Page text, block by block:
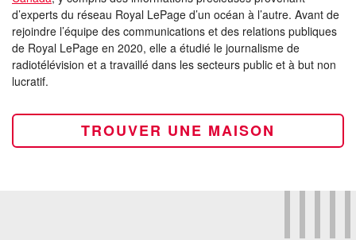
d’experts du réseau Royal LePage d’un océan à l’autre. Avant de
rejoindre l’équipe des communications et des relations publiques
de Royal LePage en 2020, elle a étudié le journalisme de
radiotélévision et a travaillé dans les secteurs public et à but non
lucratif.
TROUVER UNE MAISON